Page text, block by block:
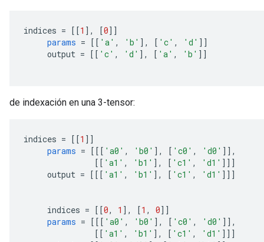
indices = [[1 ], [0]]
params = [[ 'a' , 'b' ], [ 'c' , 'd' ]]
output = [[ 'c' , 'd' ], [ 'a' , 'b' ]]
de indexación en una 3-tensor:
indices = [[1 ]]
params = [[[ 'a0' , 'b0' ], [ 'c0' , 'd0' ]],
[[ 'a1' , 'b1' ], [ 'c1' , 'd1' ]]]
output = [[[ 'a1' , 'b1' ], [ 'c1' , 'd1' ]]]
indices = [[0, 1 ], [1 , 0]]
params = [[[ 'a0' , 'b0' ], [ 'c0' , 'd0' ]],
[[ 'a1' , 'b1' ], [ 'c1' , 'd1' ]]]